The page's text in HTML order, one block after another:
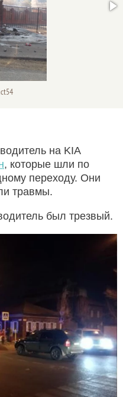
на KIA
, которые шли по
переходу. Они
травмы.
был трезвый.